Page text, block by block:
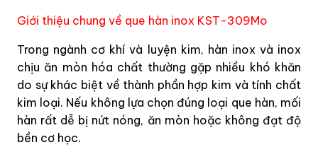
Giới thiệu chung về que hàn inox KST-309Mo
Trong ngành cơ khí và luyện kim, hàn inox và inox
chịu ăn mòn hóa chất thường gặp nhiều khó khăn
do sự khác biệt về thành phần hợp kim và tính chất
kim loại. Nếu không lựa chọn đúng loại que hàn, mối
hàn rất dễ bị nứt nóng, ăn mòn hoặc không đạt độ
bền cơ học.